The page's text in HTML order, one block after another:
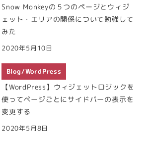
Snow Monkeyの５つのページとウィジ
ェット・エリアの関係について勉強して
みた
2020年5月10日
Blog/WordPress
【WordPress】ウィジェットロジックを
使ってページごとにサイドバーの表示を
変更する
2020年5月8日